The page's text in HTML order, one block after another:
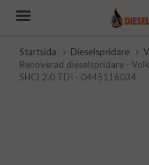
Startsida Dieselspridare
Renoverad dieselspridare -
SHC) 2.0 TDI - 0445116034